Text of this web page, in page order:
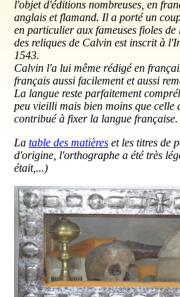
l'objet d'éditions nombreuses, en
anglais et flamand. Il a porté un
en particulier aux fameuses fioles
des reliques de Calvin est inscrit à
1543.
Calvin l'a lui même rédigé en
français aussi facilement et aussi
La langue reste parfaitement
peu vieilli mais bien moins que celle
contribué à fixer la langue française.
La table des matières et les titres de
d'origine, l'orthographe a été très
était,...)